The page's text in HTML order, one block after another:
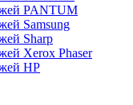
PANTUM
Samsung
Sharp
Xerox Phaser
НР